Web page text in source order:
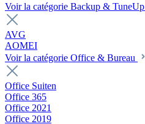
Voir la catégorie Backup & TuneUp
AVG
AOMEI
Voir la catégorie Office & Bureau
Office Suiten
Office 365
Office 2021
Office 2019